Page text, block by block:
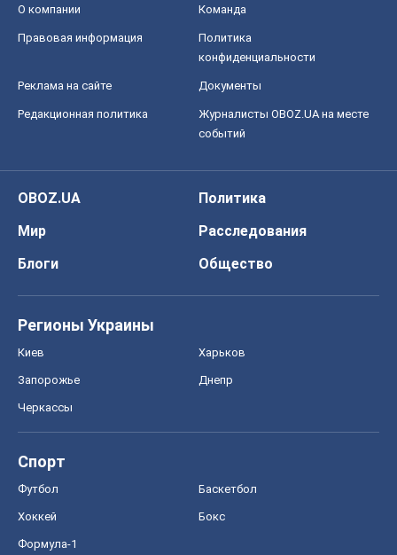
О компании Команда
Правовая информация
Политика
конфиденциальности
Реклама на сайте Документы
Редакционная политика
Журналисты OBOZ.UA на месте
событий
OBOZ.UA
Политика
Мир
Расследования
Блоги
Общество
Регионы Украины
Киев Харьков
Запорожье Днепр
Черкассы
Спорт
Футбол Баскетбол
Хоккей Бокс
Формула-1